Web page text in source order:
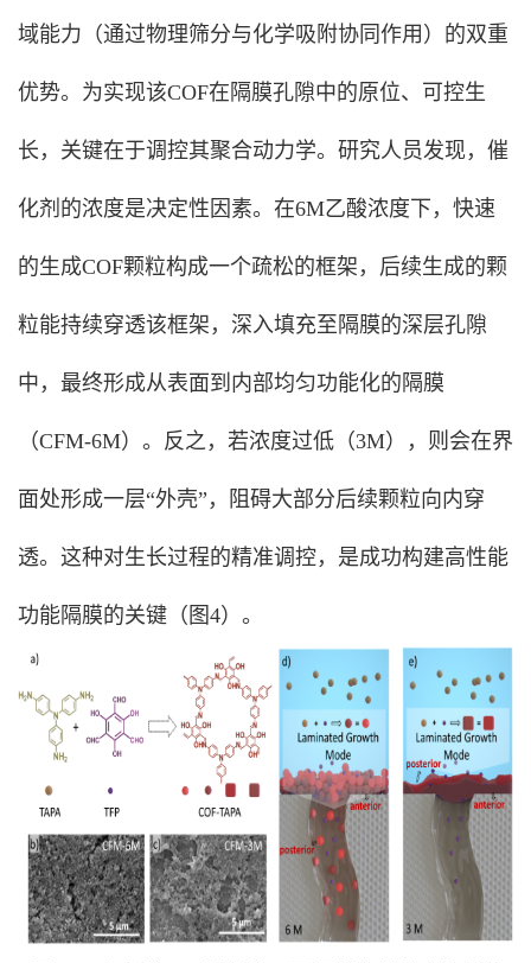
域能力（通过物理筛分与化学吸附协同作用）的双重
优势。为实现该COF在隔膜孔隙中的原位、可控生
长，关键在于调控其聚合动力学。研究人员发现，催
化剂的浓度是决定性因素。在6M乙酸浓度下，快速
的生成COF颗粒构成一个疏松的框架，后续生成的颗
粒能持续穿透该框架，深入填充至隔膜的深层孔隙
中，最终形成从表面到内部均匀功能化的隔膜
（CFM-6M）。反之，若浓度过低（3M），则会在界
面处形成一层“外壳”，阻碍大部分后续颗粒向内穿
透。这种对生长过程的精准调控，是成功构建高性能
功能隔膜的关键（图4）。